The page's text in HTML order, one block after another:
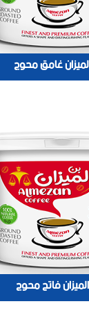
غامق محوج
فاتح محوج